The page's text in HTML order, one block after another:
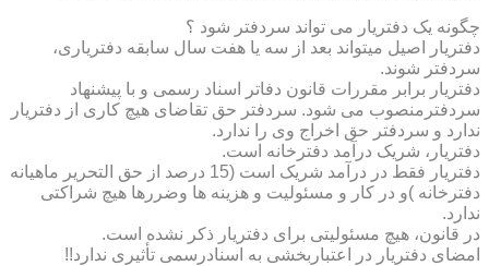
چگونه یک دفتریار می تواند سردفتر شود ؟
دفتریار اصیل میتواند بعد از سه یا هفت سال سابقه دفتریاری،
سردفتر شوند.
دفتریار برابر مقررات قانون دفاتر اسناد رسمی و با پیشنهاد
سردفترمنصوب می شود. سردفتر حق تقاضای هیچ کاری از دفتریار
ندارد و سردفتر حق اخراج وی را ندارد.
دفتریار، شریک درآمد دفترخانه است.
دفتریار فقط در درآمد شریک است (15 درصد از حق التحریر ماهیانه
دفترخانه )و در کار و مسئولیت و هزینه ها وضررها هیچ شراکتی
ندارد.
در قانون، هیچ مسئولیتی برای دفتریار ذکر نشده است.
امضای دفتریار در اعتباربخشی به اسنادرسمی تأثیری ندارد!!